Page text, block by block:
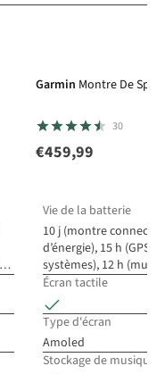
Garmin Montre De
30
€459,99
Vie de la batterie
10 j (montre
d’énergie), 15 h (GPS),
systèmes), 12 h
musique).
Écran tactile
Type d'écran
Amoled
Stockage de musique